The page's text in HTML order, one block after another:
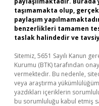
taşımamakta olup,
paylaşım
benzerlikleri tamamen
taslak halindedir ve
Sitemiz, 5651 Sayılı Kanun
Kurumu (BTK) tarafından
vermektedir. Bu nedenle,
veya araştırma
yazdıkları içeriklerin
bu sorumluluğu kabul etmiş